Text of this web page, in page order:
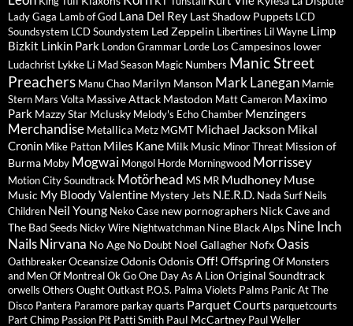
Lady Gaga Lamb of God Lana Del Rey Last Shadow Puppets LCD
Soundsystem LCD Soundystem Led Zeppelin Libertines Lil Wayne Limp
Bizkit Linkin Park London Grammar Lorde Los Campesinos lower
Ludachrist Lykke Li Mad Season Magic Numbers Manic Street
Preachers Manu Chao Marilyn Manson Mark Lanegan Marnie
Stern Mars Volta Massive Attack Mastodon Matt Cameron Maximo
Park Mazzy Star Mclusky Melody's Echo Chamber Menzingers
Merchandise Metallica Metz MGMT Michael Jackson Mikal
Cronin Mike Patton Miles Kane Milk Music Minor Threat Mission of
Burma Moby Mogwai Mongol Horde Morningwood Morrissey
Motion City Soundtrack Motörhead MS MR Mudhoney Muse
Music My Bloody Valentine Mystery Jets N.E.R.D. Nada Surf Neils
Children Neil Young Neko Case new pornographers Nick Cave and
The Bad Seeds Nicky Wire Nightwatchman Nine Black Alps Nine Inch
Nails Nirvana No Age No Doubt Noel Gallagher NofxOasis
OathbreakerOceansizeOdonis OdonisOff! OffspringOf Monsters
and MenOf MontrealOk GoOne Day As A LionOriginal Soundtrack
orwells Others OughtOutkast P.O.S. Palma Violets Palms Panic At The
Disco Pantera Paramore parkay quarts Parquet Courts parquetcourts
Part Chimp Passion Pit Patti Smith Paul McCartney Paul Weller